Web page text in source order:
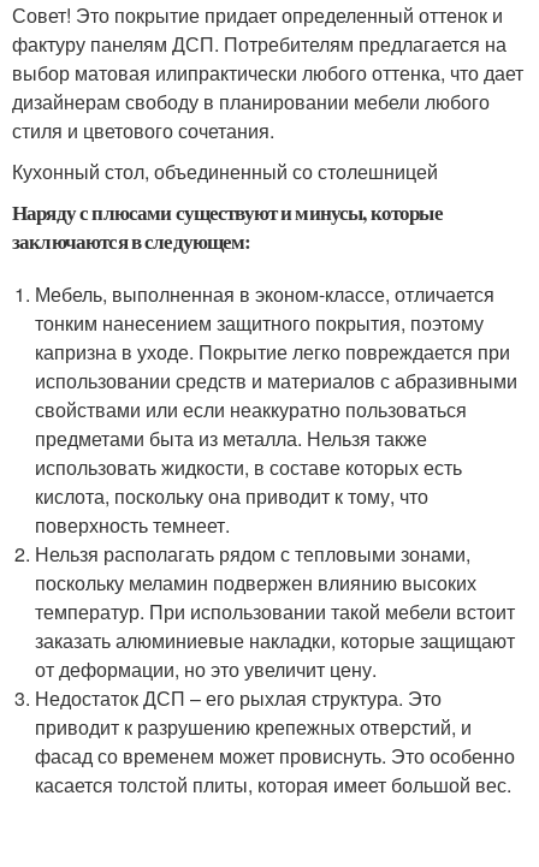
Совет! Это покрытие придает определенный оттенок и
фактуру панелям ДСП. Потребителям предлагается на
выбор матовая илипрактически любого оттенка, что дает
дизайнерам свободу в планировании мебели любого
стиля и цветового сочетания.
Кухонный стол, объединенный со столешницей
Наряду с плюсами существуют и минусы, которые
заключаются в следующем:
Мебель, выполненная в эконом-классе, отличается
тонким нанесением защитного покрытия, поэтому
капризна в уходе. Покрытие легко повреждается при
использовании средств и материалов с абразивными
свойствами или если неаккуратно пользоваться
предметами быта из металла. Нельзя также
использовать жидкости, в составе которых есть
кислота, поскольку она приводит к тому, что
поверхность темнеет.
Нельзя располагать рядом с тепловыми зонами,
поскольку меламин подвержен влиянию высоких
температур. При использовании такой мебели встоит
заказать алюминиевые накладки, которые защищают
от деформации, но это увеличит цену.
Недостаток ДСП – его рыхлая структура. Это
приводит к разрушению крепежных отверстий, и
фасад со временем может провиснуть. Это особенно
касается толстой плиты, которая имеет большой вес.